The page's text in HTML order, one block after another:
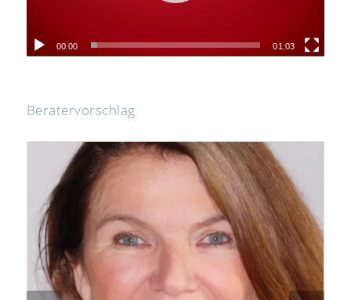
00:00 01:03
Beratervorschlag